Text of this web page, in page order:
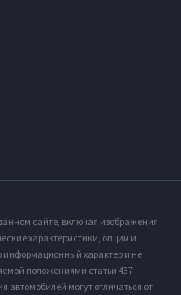
сайте, включая изображения
характеристики, опции и
информационный характер и не
положениями статьи 437
автомобилей могут отличаться от